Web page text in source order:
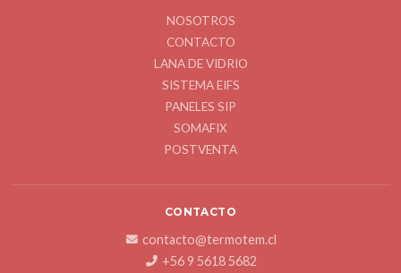
NOSOTROS
CONTACTO
LANA DE VIDRIO
SISTEMA EIFS
PANELES SIP
SOMAFIX
POSTVENTA
CONTACTO
contacto@termotem.cl
+56 9 5618 5682